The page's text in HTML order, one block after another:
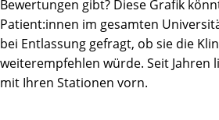
Bewertungen gibt? Diese Grafik
Patient:innen im gesamten
bei Entlassung gefragt, ob sie die
weiterempfehlen würde. Seit Jahren
mit Ihren Stationen vorn.